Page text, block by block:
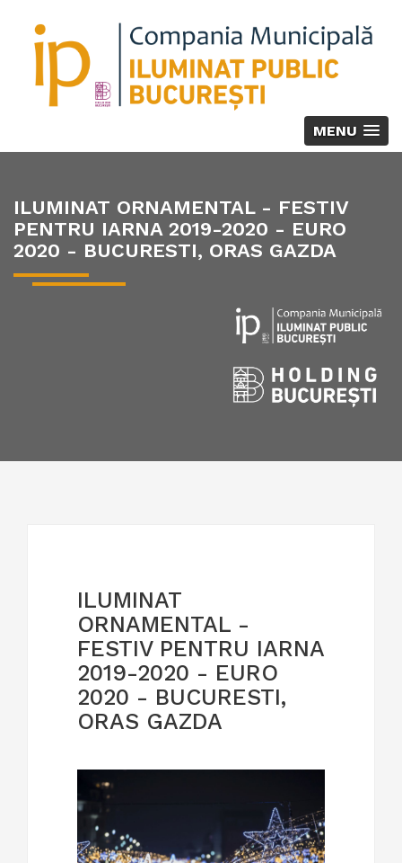
MENU
ILUMINAT ORNAMENTAL - FESTIV
PENTRU IARNA 2019-2020 - EURO
2020 - BUCURESTI, ORAS GAZDA
ILUMINAT
ORNAMENTAL -
FESTIV PENTRU IARNA
2019-2020 - EURO
2020 - BUCURESTI,
ORAS GAZDA